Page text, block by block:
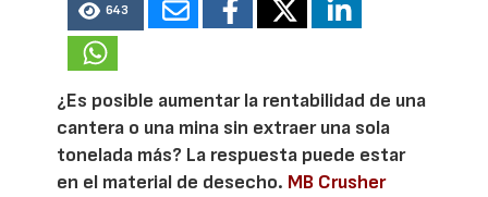
643
¿Es posible aumentar la rentabilidad de una
cantera o una mina sin extraer una sola
tonelada más? La respuesta puede estar
en el material de desecho. MB Crusher